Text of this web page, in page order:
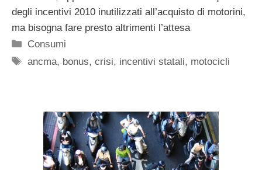
degli incentivi 2010 inutilizzati all’acquisto di motorini,
ma bisogna fare presto altrimenti l’attesa
Categorie
Consumi
Tag
ancma, bonus,crisi, incentivi statali, motocicli